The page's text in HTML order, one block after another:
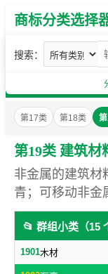
商标分类选择
搜索：
第17类 第18类
第19类 建筑材
非金属的建筑材
青；可移动非金
📂 群组小类（15
1901木材